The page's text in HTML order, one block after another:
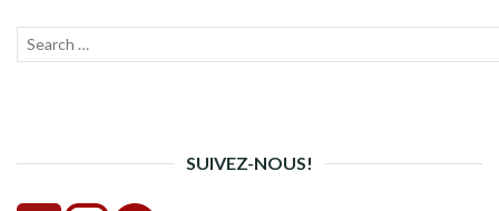
Recherche
SUIVEZ-NOUS!